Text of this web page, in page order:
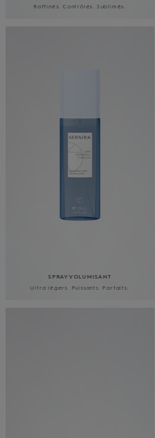
Raffinés. Contrôlés. Sublimés.
SPRAY VOLUMISANT
Ultra légers. Puissants. Parfaits.